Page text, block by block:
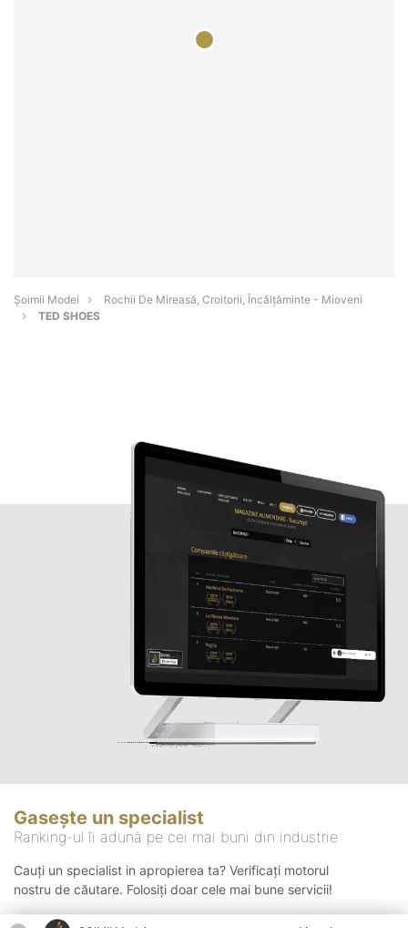
Șoimii Modei
Rochii De Mireasă, Croitorii, Încălțăminte - Mioveni
TED SHOES
Gasește un specialist
Ranking-ul îi adună pe cei mai buni din industrie
Cauți un specialist in apropierea ta? Verificați motorul
nostru de căutare. Folosiți doar cele mai bune servicii!